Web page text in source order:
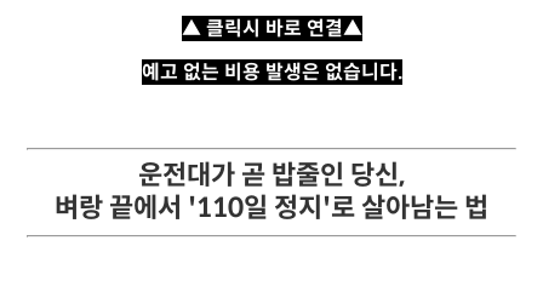
▲ 클릭시 바로 연결▲
예고 없는 비용 발생은 없습니다.
운전대가 곧 밥줄인 당신,
벼랑 끝에서 '110일 정지'로 살아남는 법